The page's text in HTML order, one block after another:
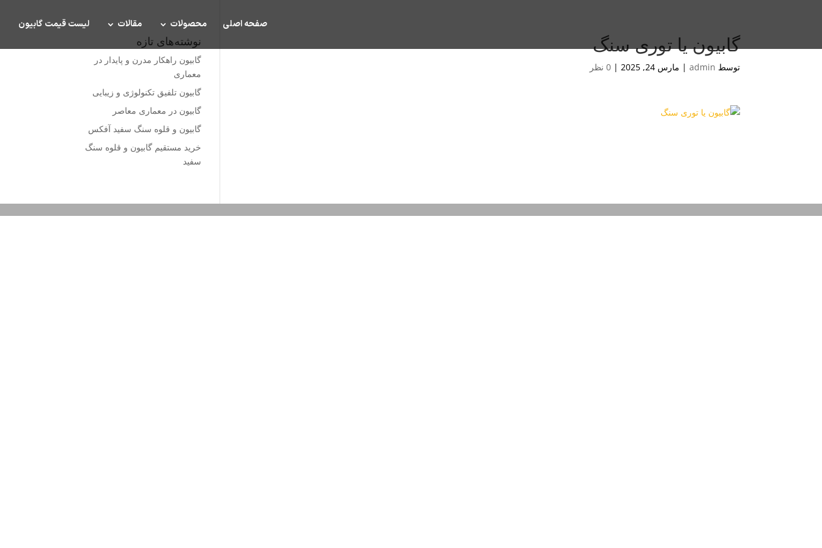
صفحه اصلی محصولات مقالات لیست قیمت گابیون
گابیون یا توری سنگ
توسط admin
| مارس 24, 2025 |0 نظر
نوشته‌های تازه
گابیون راهکار مدرن و پایدار در
معماری
گابیون تلفیق تکنولوژی و زیبایی
گابیون در معماری معاصر
گابیون و قلوه سنگ سفید آفکس
خرید مستقیم گابیون و قلوه سنگ
سفید